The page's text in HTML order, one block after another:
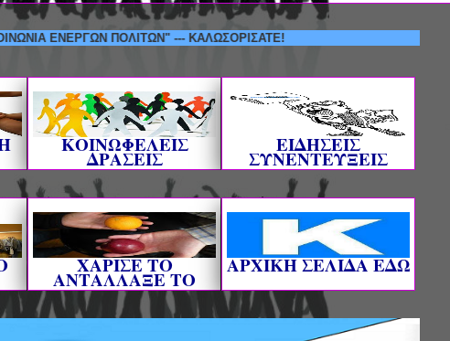
ΠΟΛΙΤΩΝ" --- ΚΑΛΩΣΟΡΙΣΑΤΕ!
ΚΟΙΝΩΦΕΛΕΙΣ
ΔΡΑΣΕΙΣ
ΕΙΔΗΣΕΙΣ
ΣΥΝΕΝΤΕΥΞΕΙΣ
ΧΑΡΙΣΕ ΤΟ
ΑΝΤΑΛΛΑΞΕ ΤΟ
AΡΧΙΚΗ ΣΕΛΙΔΑ ΕΔΩ